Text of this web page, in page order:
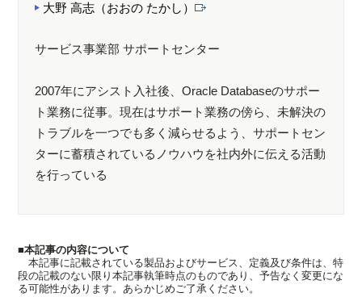
大野 高志（おおの たかし）
サービス事業部 サポートセンター
2007年にアシスト入社後、Oracle Databaseのサポー
ト業務に従事。現在はサポート業務の傍ら、未解決の
トラブルを一つでも多く減らせるよう、サポートセン
ターに蓄積されているノウハウを社内外に伝える活動
を行っている
■本記事の内容について
本記事に記載されている製品およびサービス、定義及び条件は、特
段の記載のない限り本記事執筆時点のものであり、予告なく変更にな
る可能性があります。あらかじめご了承ください。